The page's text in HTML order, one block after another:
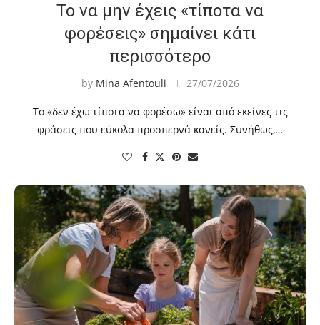
Το να μην έχεις «τίποτα να
φορέσεις» σημαίνει κάτι
περισσότερο
by Mina Afentouli 27/07/2026
Το «δεν έχω τίποτα να φορέσω» είναι από εκείνες τις
φράσεις που εύκολα προσπερνά κανείς. Συνήθως,…